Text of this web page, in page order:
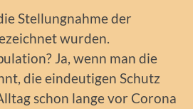
Stellungnahme der
wurden.
Ja, wenn man die
die eindeutigen Schutz
schon lange vor Corona